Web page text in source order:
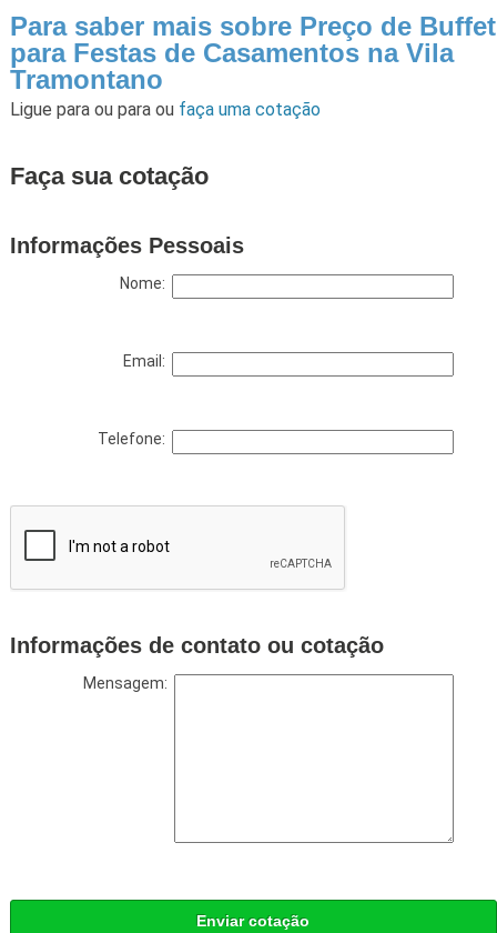
Para saber mais sobre Preço de Buffet
para Festas de Casamentos na Vila
Tramontano
Ligue para ou para ou faça uma cotação
Faça sua cotação
Informações Pessoais
Nome:
Email:
Telefone:
Informações de contato ou cotação
Mensagem:
Enviar cotação